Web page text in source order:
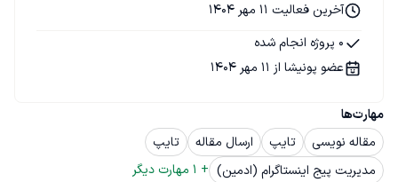
مهارت‌ها
مقاله نویسی
تایپ ارسال مقاله
تایپ
مدیریت پیج اینستاگرام (ادمین) +
1 مهارت دیگر
آخرین فعالیت 11 مهر 1404
0 پروژه انجام شده
عضو پونیشا از 11 مهر 1404